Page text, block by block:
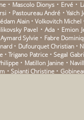
• Mascolo Dionys • Ervé •
• Pastoureau André • Yaïch
Alain • Volkovitch
Pavel • Ada • Emion
Sylvie • Fabre
• Dufourquet Christian •
Trigano Patrice • Segal
• Matillon Janine •
• Spianti Christine •